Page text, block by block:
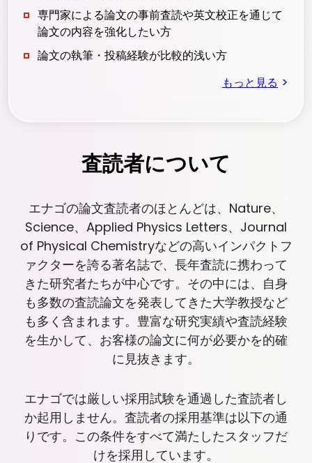
専門家による論文の事前査読や英文校正を通じて
論文の内容を強化したい方
論文の執筆・投稿経験が比較的浅い方
もっと見る >
査読者について
エナゴの論文査読者のほとんどは、Nature、
Science、Applied Physics Letters、Journal
of Physical Chemistryなどの高いインパクトフ
ァクターを誇る著名誌で、長年査読に携わって
きた研究者たちが中心です。その中には、自身
も多数の査読論文を発表してきた大学教授など
も多く含まれます。豊富な研究実績や査読経験
を生かして、お客様の論文に何が必要かを的確
に見抜きます。
エナゴでは厳しい採用試験を通過した査読者し
か起用しません。査読者の採用基準は以下の通
りです。この条件をすべて満たしたスタッフだ
けを採用しています。